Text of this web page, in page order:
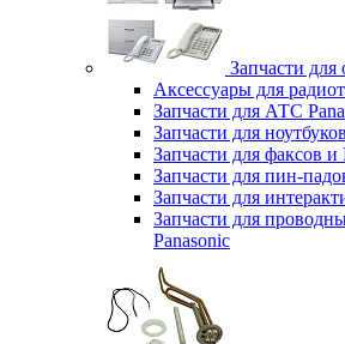
Запчасти
Аксессуары для
Запчасти для АТС
Запчасти для ноутбуков
Запчасти для факсов
Запчасти для пин-
Запчасти для
Запчасти для
Panasonic